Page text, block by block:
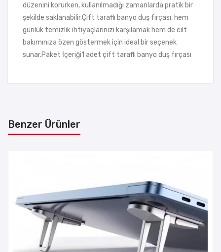
düzenini korurken, kullanılmadığı zamanlarda pratik bir
şekilde saklanabilir.Çift taraflı banyo duş fırçası, hem
günlük temizlik ihtiyaçlarınızı karşılamak hem de cilt
bakımınıza özen göstermek için ideal bir seçenek
sunar.Paket İçeriği1 adet çift taraflı banyo duş fırçası
Benzer Ürünler